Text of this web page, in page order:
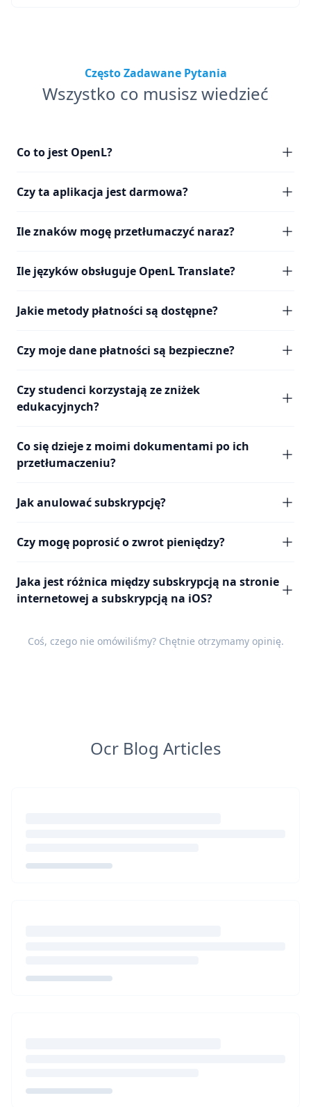
Często Zadawane Pytania
Wszystko co musisz wiedzieć
Co to jest OpenL?
Czy ta aplikacja jest darmowa?
Ile znaków mogę przetłumaczyć naraz?
Ile języków obsługuje OpenL Translate?
Jakie metody płatności są dostępne?
Czy moje dane płatności są bezpieczne?
Czy studenci korzystają ze zniżek
edukacyjnych?
Co się dzieje z moimi dokumentami po ich
przetłumaczeniu?
Jak anulować subskrypcję?
Czy mogę poprosić o zwrot pieniędzy?
Jaka jest różnica między subskrypcją na stronie
internetowej a subskrypcją na iOS?
Coś, czego nie omówiliśmy? Chętnie otrzymamy opinię.
Ocr Blog Articles